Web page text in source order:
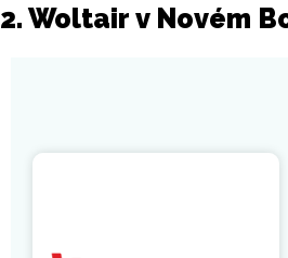
2. Woltair v Novém